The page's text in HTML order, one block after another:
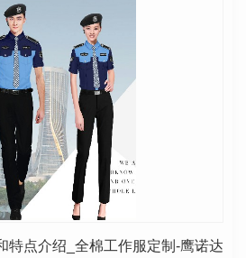
特点介绍_全棉工作服定制-鹰诺达